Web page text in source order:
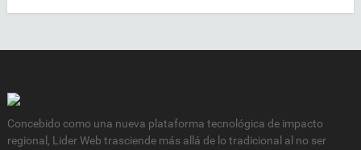
Concebido como una nueva plataforma tecnológica de impacto
regional, Lider Web trasciende más allá de lo tradicional al no ser